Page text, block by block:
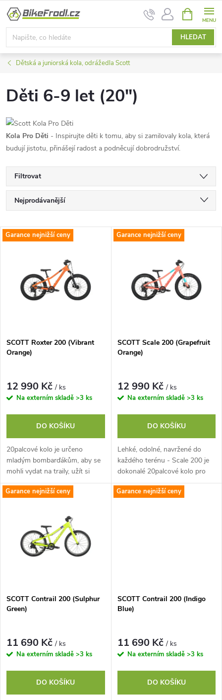
Přejít
obsah
HLEDAT
NÁKUPNÍ
KOŠÍK
Dětská a juniorská kola, odrážedla Scott
Děti 6-9 let (20")
Kola Pro Děti - Inspirujte děti k tomu, aby si zamilovaly kola, která
budují jistotu, přinášejí radost a podněcují dobrodružství.
Filtrovat
Ř
a
p
r
o
u
k
t
Nejprodávanější
Nejdražší
V
s
p
r
o
d
u
k
Garance nejnižší ceny
SCOTT Roxter 200 (Vibrant
Orange)
12 990 Kč/ ks
Na externím skladě >3 ks
DO KOŠÍKU
20palcové kolo je určeno
mladým bombarďákům, aby se
mohli vydat na traily, užít si
zábavu a vybudovat jistotu na
kole. Bike má odolný rám s
Garance nejnižší ceny
SCOTT Scale 200 (Grapefruit
Orange)
12 990 Kč/ ks
Na externím skladě >3 ks
DO KOŠÍKU
Lehké, odolné, navržené do
každého terénu - Scale 200 je
dokonalé 20palcové kolo pro
mladé jezdce. Zejména
začátečníkům dodá jistotu,
Garance nejnižší ceny
SCOTT Contrail 200 (Sulphur
Green)
11 690 Kč/ ks
Na externím skladě >3 ks
DO KOŠÍKU
Garance nejnižší ceny
SCOTT Contrail 200 (Indigo
Blue)
11 690 Kč/ ks
Na externím skladě >3 ks
DO KOŠÍKU